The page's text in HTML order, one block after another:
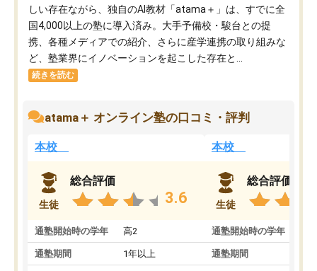
しい存在ながら、独自のAI教材「atama＋」は、すでに全
国4,000以上の塾に導入済み。大手予備校・駿台との提
携、各種メディアでの紹介、さらに産学連携の取り組みな
ど、塾業界にイノベーションを起こした存在と...
続きを読む
atama＋ オンライン塾の口コミ・評判
本校
生徒
総合評価
3.6
通塾開始時の学年 高2
通塾期間 1年以上
本校
生徒
総合評価
通塾開始時の学年
通塾期間